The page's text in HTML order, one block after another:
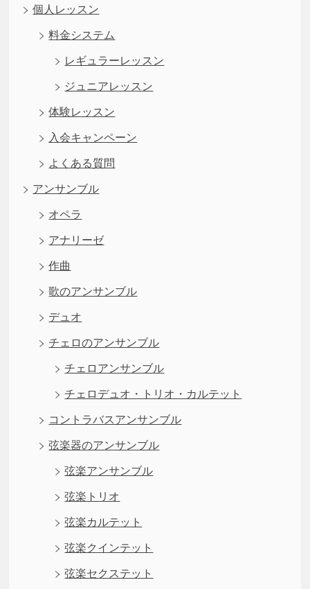
個人レッスン
料金システム
レギュラーレッスン
ジュニアレッスン
体験レッスン
入会キャンペーン
よくある質問
アンサンブル
オペラ
アナリーゼ
作曲
歌のアンサンブル
デュオ
チェロのアンサンブル
チェロアンサンブル
チェロデュオ・トリオ・カルテット
コントラバスアンサンブル
弦楽器のアンサンブル
弦楽アンサンブル
弦楽トリオ
弦楽カルテット
弦楽クインテット
弦楽セクステット